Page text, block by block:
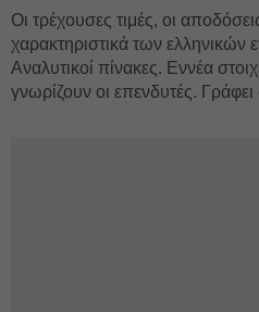
Οι τρέχουσες τιμές, οι
χαρακτηριστικά των ελληνικών
Αναλυτικοί πίνακες. Εννέα
γνωρίζουν οι επενδυτές.